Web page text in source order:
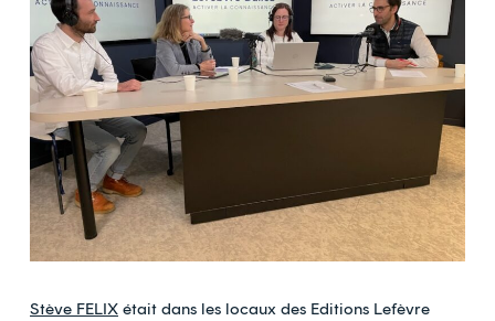
Stève FELIX était dans les locaux des Editions Lefèvre